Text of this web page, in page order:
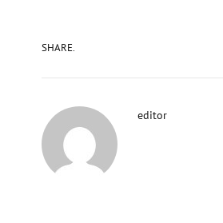
SHARE.
editor